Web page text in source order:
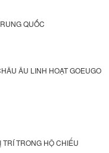
QUỐC
ÂU LINH HOẠT GOEUGO
TRÍ TRONG HỘ CHIẾU